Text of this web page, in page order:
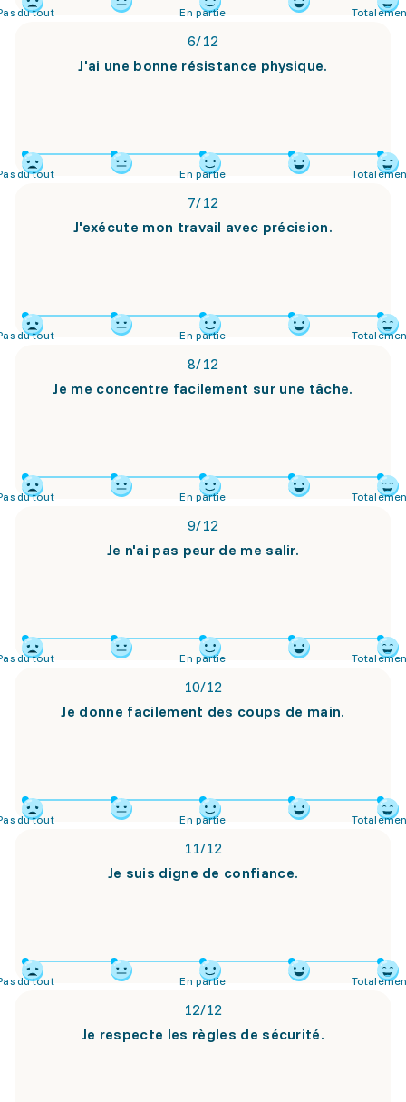
du tout En partie
6/12
J'ai une bonne résistance physique.
du tout En partie
7/12
J'exécute mon travail avec précision.
du tout En partie
8/12
Je me concentre facilement sur une tâche.
du tout En partie
9/12
Je n'ai pas peur de me salir.
du tout En partie
10/12
Je donne facilement des coups de main.
du tout En partie
11/12
Je suis digne de confiance.
du tout En partie
12/12
Je respecte les règles de sécurité.